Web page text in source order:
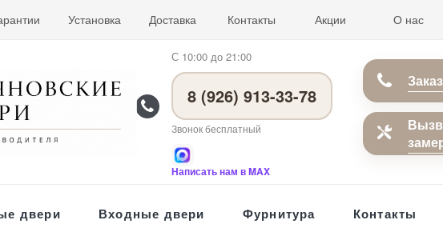
Установка Доставка Контакты Акции О нас
С 10:00 до 21:00
8 (926) 913-33-78
Звонок бесплатный
Написать нам в MAX
двери Входные двери Фурнитура Контакты